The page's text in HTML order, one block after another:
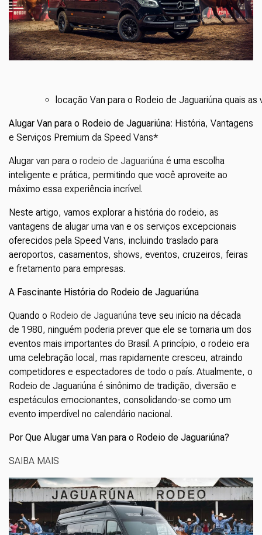
locação Van para o Rodeio de Jaguariúna quais as
Alugar Van para o Rodeio de Jaguariúna: História, Vantagens
e Serviços Premium da Speed Vans*
Alugar van para o rodeio de Jaguariúna é uma escolha
inteligente e prática, permitindo que você aproveite ao
máximo essa experiência incrível.
Neste artigo, vamos explorar a história do rodeio, as
vantagens de alugar uma van e os serviços excepcionais
oferecidos pela Speed Vans, incluindo traslado para
aeroportos, casamentos, shows, eventos, cruzeiros, feiras
e fretamento para empresas.
A Fascinante História do Rodeio de Jaguariúna
Quando o Rodeio de Jaguariúna teve seu início na década
de 1980, ninguém poderia prever que ele se tornaria um dos
eventos mais importantes do Brasil. A princípio, o rodeio era
uma celebração local, mas rapidamente cresceu, atraindo
competidores e espectadores de todo o país. Atualmente, o
Rodeio de Jaguariúna é sinônimo de tradição, diversão e
espetáculos emocionantes, consolidando-se como um
evento imperdível no calendário nacional.
Por Que Alugar uma Van para o Rodeio de Jaguariúna?
SAIBA MAIS